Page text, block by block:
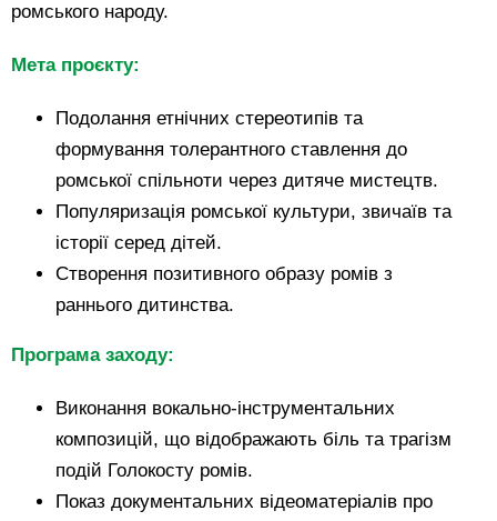
ромського народу.
Мета проєкту:
Подолання етнічних стереотипів та
формування толерантного ставлення до
ромської спільноти через дитяче мистецтв.
Популяризація ромської культури, звичаїв та
історії серед дітей.
Створення позитивного образу ромів з
раннього дитинства.
Програма заходу:
Виконання вокально-інструментальних
композицій, що відображають біль та трагізм
подій Голокосту ромів.
Показ документальних відеоматеріалів про